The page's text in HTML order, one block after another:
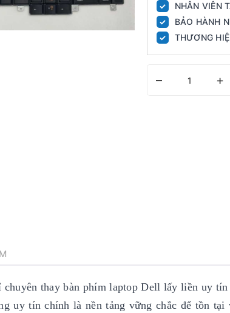
✓ NHÂN VIÊN
✓ BẢO HÀNH
✓ THƯƠNG
– +
chuyên thay bàn phím laptop Dell lấy liền uy tín
uy tín chính là nền tảng vững chắc để tồn